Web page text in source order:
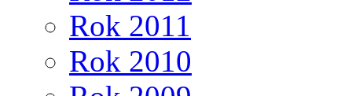
Rok 2011
Rok 2010